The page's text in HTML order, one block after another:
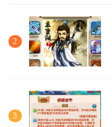
2
3